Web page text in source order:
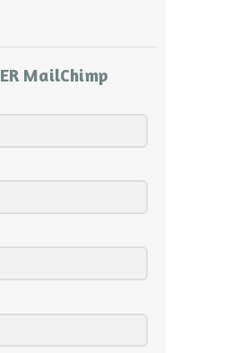
MailChimp